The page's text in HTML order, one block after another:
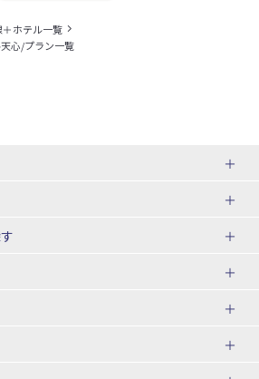
＋ホテル一覧
心/プラン一覧
旅
ユニバーサル・スタジオ・ジャパ